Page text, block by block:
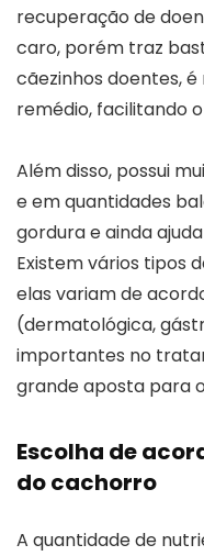
recuperação de
caro, porém traz
cãezinhos doentes,
remédio, facilitando
Além disso, possui
e em quantidades
gordura e ainda
Existem vários tipos
elas variam de
(dermatológica,
importantes no
grande aposta para
Escolha de
do cachorro
A quantidade de